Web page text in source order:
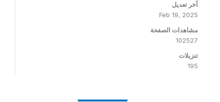
آخر تعديل
Feb 19, 2025
مشاهدات الصفحة
102527
تنزيلات
195